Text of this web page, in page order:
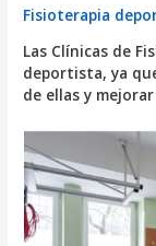
Fisioterapia
Las Clínicas de
deportista, ya
de ellas y